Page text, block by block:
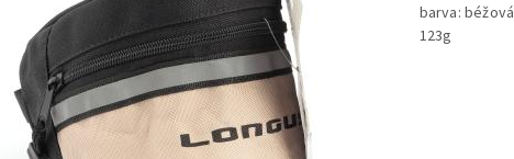
barva: béžová
123g